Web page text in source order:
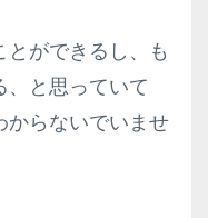
とができるし、も
、と思っていて
からないでいませ